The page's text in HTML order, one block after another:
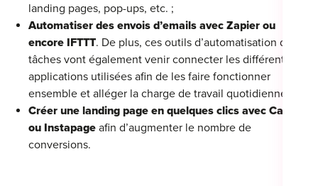
landing pages, pop-ups, etc. ;
Automatiser des envois d’emails avec Zapier ou
encore IFTTT. De plus, ces outils d’automatisation des
tâches vont également venir connecter les différentes
applications utilisées afin de les faire fonctionner
ensemble et alléger la charge de travail quotidienne ;
Créer une landing page en quelques clics avec Carrd
ou Instapage afin d’augmenter le nombre de
conversions.